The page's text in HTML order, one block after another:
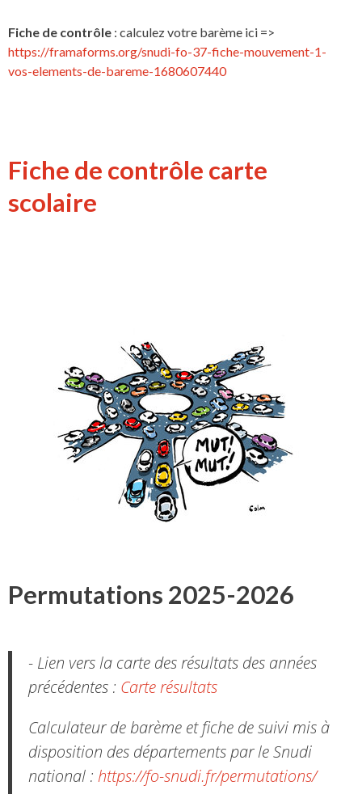
Fiche de contrôle : calculez votre barème ici =>
https://framaforms.org/snudi-fo-37-fiche-mouvement-1-
vos-elements-de-bareme-1680607440
Fiche de contrôle carte
scolaire
Permutations 2025-2026
- Lien vers la carte des résultats des années
précédentes : Carte résultats
Calculateur de barème et fiche de suivi mis à
disposition des départements par le Snudi
national : https://fo-snudi.fr/permutations/